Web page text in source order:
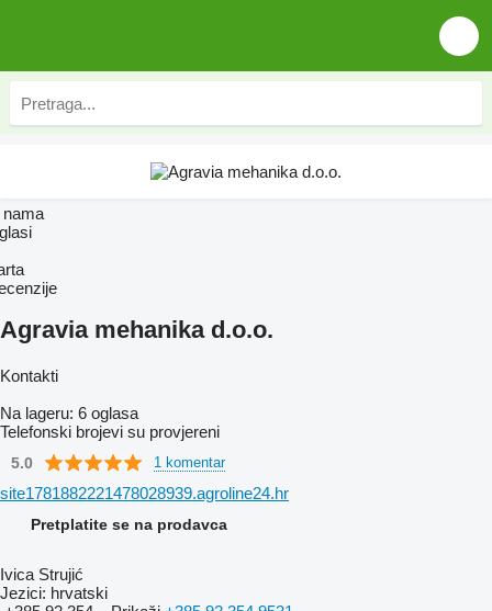
Agravia mehanika d.o.o.
Kontakti
Na lageru: 6 oglasa
Telefonski brojevi su provjereni
5.0 1 komentar
site1781882221478028939.agroline24.hr
Pretplatite se na prodavca
Ivica Strujić
Jezici: hrvatski